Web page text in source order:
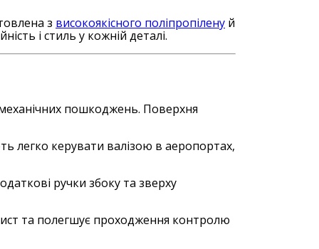
з високоякісного поліпропілену й
і стиль у кожній деталі.
механічних пошкоджень. Поверхня
легко керувати валізою в аеропортах,
ручки збоку та зверху
та полегшує проходження контролю